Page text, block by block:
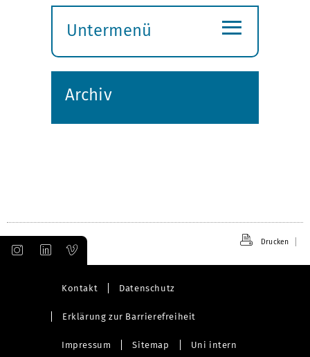
Untermenü
öffnen
≡
Archiv
Drucken
Kontakt Datenschutz
Erklärung zur Barrierefreiheit
Impressum Sitemap Uni intern